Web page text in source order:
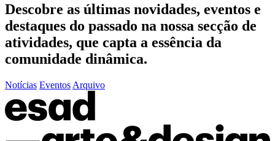
Descobre as últimas novidades, eventos e
destaques do passado na nossa secção de
atividades, que capta a essência da
comunidade dinâmica.
Notícias Eventos Arquivo